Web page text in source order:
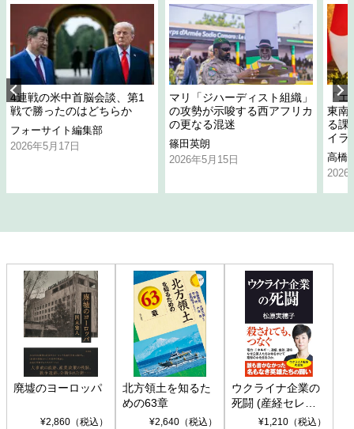
4連戦の米中首脳会談、第1
戦で勝ったのはどちらか
フォーサイト編集部
2026年5月17日
マリ「ジハーディスト組織」
の攻勢が示唆する西アフリカ
の更なる混迷
篠田英朗
2026年5月15日
「
東南
る課
イラ
高橋
2026
廃墟のヨーロッパ
¥2,860（税込）
北方領土を知るた
めの63章
¥2,640（税込）
ウクライナ企業の
死闘 (産経セレク
ト S 039)¥1,210（税込）